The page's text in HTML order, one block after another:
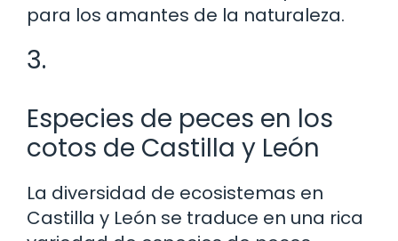
para los amantes de la naturaleza.
3.
Especies de peces en los
cotos de Castilla y León
La diversidad de ecosistemas en
Castilla y León se traduce en una rica